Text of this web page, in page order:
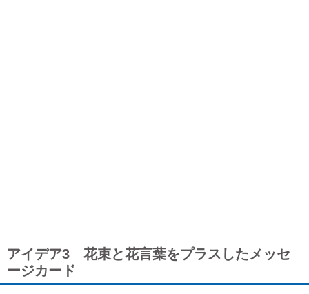
アイデア3 花束と花言葉をプラスしたメッセ
ージカード